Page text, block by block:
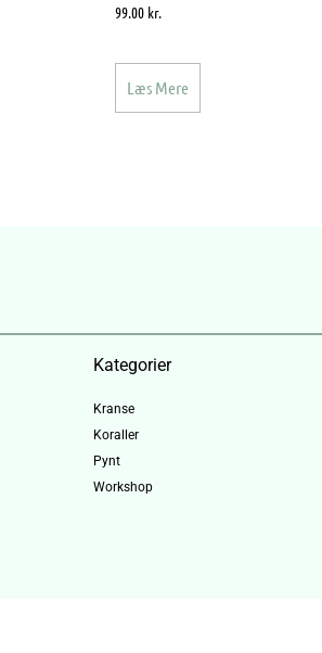
99.00 kr.
Læs Mere
Kategorier
Kranse
Koraller
Pynt
Workshop